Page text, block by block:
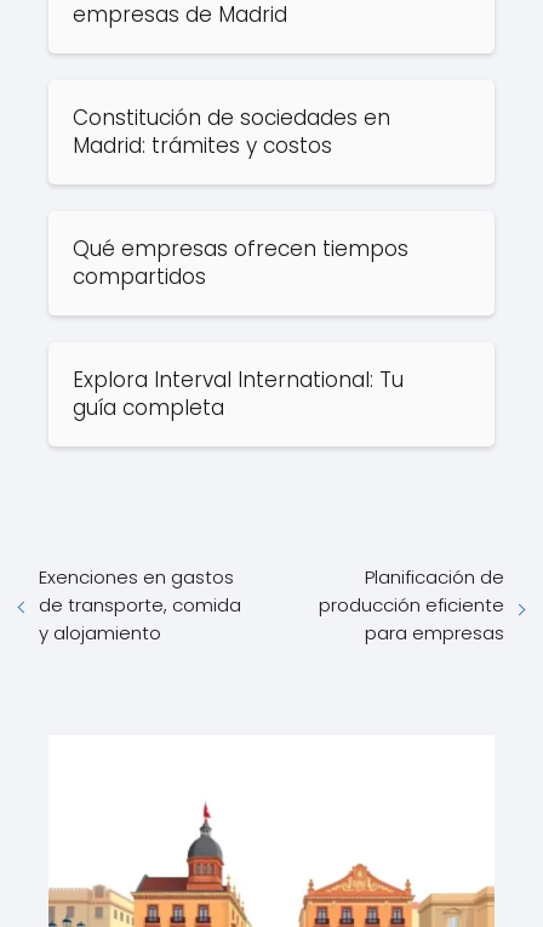
empresas de Madrid
Constitución de sociedades en
Madrid: trámites y costos
Qué empresas ofrecen tiempos
compartidos
Explora Interval International: Tu
guía completa
Exenciones en gastos
de transporte, comida
y alojamiento
Planificación de
producción eficiente
para empresas